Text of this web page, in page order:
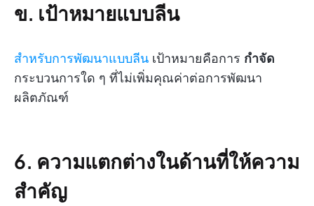
ข. เป้าหมายแบบลีน
สำหรับการพัฒนาแบบลีน เป้าหมายคือการ กำจัด
กระบวนการใด ๆ ที่ไม่เพิ่มคุณค่าต่อการพัฒนา
ผลิตภัณฑ์
6. ความแตกต่างในด้านที่ให้ความ
สำคัญ